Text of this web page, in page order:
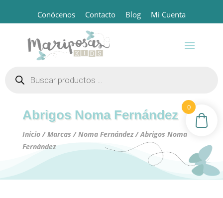
Conócenos Contacto Blog Mi Cuenta
productos
Abrigos Noma Fernández
Inicio/Marcas /Noma Fernández/ Abrigos Noma
Fernández
0